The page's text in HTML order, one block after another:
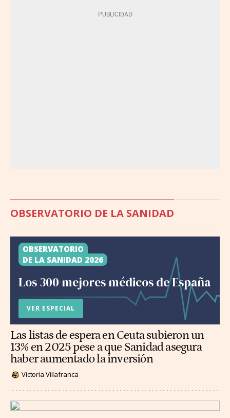
OBSERVATORIO DE LA SANIDAD
OBSERVATORIO
DE LA SANIDAD 2026
Los 300 mejores médicos de España
VER ESPECIAL
Las listas de espera en Ceuta subieron un
13% en 2025 pese a que Sanidad asegura
haber aumentado la inversión
Victoria Villafranca